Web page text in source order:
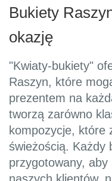
Bukiety
okazję
"Kwiaty-bukiety"
Raszyn, które
prezentem na
tworzą zarówno
kompozycje, które
świeżością. Każdy
przygotowany,